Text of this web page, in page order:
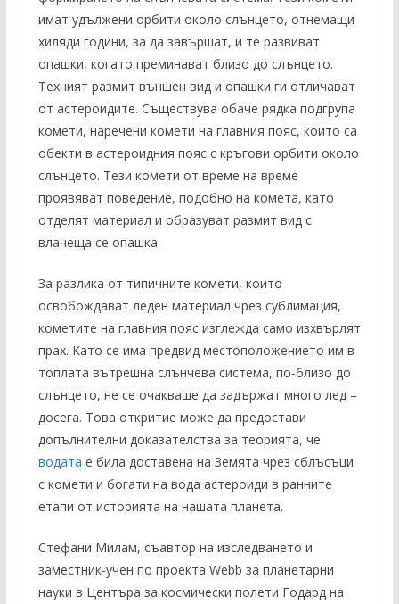
имат удължени орбити около слънцето, отнемащи
хиляди години, за да завършат, и те развиват
опашки, когато преминават близо до слънцето.
Техният размит външен вид и опашки ги отличават
от астероидите. Съществува обаче рядка подгрупа
комети, наречени комети на главния пояс, които са
обекти в астероидния пояс с кръгови орбити около
слънцето. Тези комети от време на време
проявяват поведение, подобно на комета, като
отделят материал и образуват размит вид с
влачеща се опашка.
За разлика от типичните комети, които
освобождават леден материал чрез сублимация,
кометите на главния пояс изглежда само изхвърлят
прах. Като се има предвид местоположението им в
топлата вътрешна слънчева система, по-близо до
слънцето, не се очакваше да задържат много лед –
досега. Това откритие може да предостави
допълнителни доказателства за теорията, че
водата е била доставена на Земята чрез сблъсъци
с комети и богати на вода астероиди в ранните
етапи от историята на нашата планета.
Стефани Милам, съавтор на изследването и
заместник-учен по проекта Webb за планетарни
науки в Центъра за космически полети Годард на